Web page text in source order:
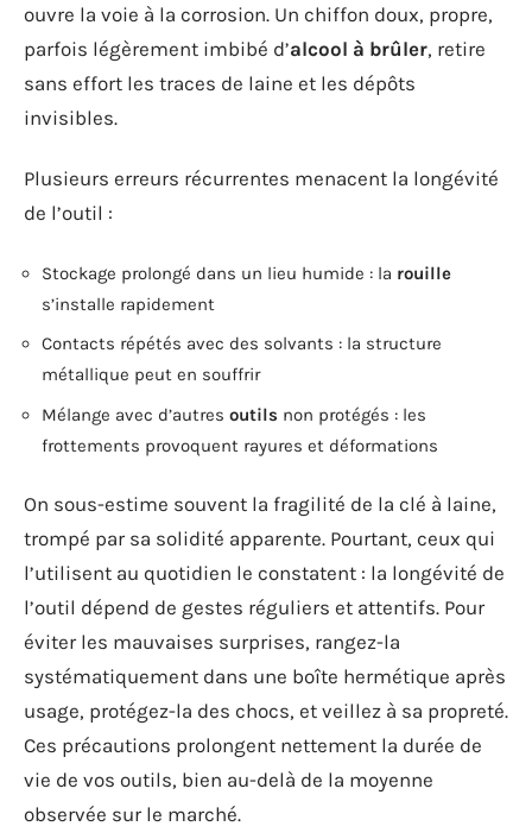
ouvre la voie à la corrosion. Un chiffon doux, propre,
parfois légèrement imbibé d’alcool à brûler, retire
sans effort les traces de laine et les dépôts
invisibles.
Plusieurs erreurs récurrentes menacent la longévité
de l’outil :
Stockage prolongé dans un lieu humide : la rouille
s’installe rapidement
Contacts répétés avec des solvants : la structure
métallique peut en souffrir
Mélange avec d’autres outils non protégés : les
frottements provoquent rayures et déformations
On sous-estime souvent la fragilité de la clé à laine,
trompé par sa solidité apparente. Pourtant, ceux qui
l’utilisent au quotidien le constatent : la longévité de
l’outil dépend de gestes réguliers et attentifs. Pour
éviter les mauvaises surprises, rangez-la
systématiquement dans une boîte hermétique après
usage, protégez-la des chocs, et veillez à sa propreté.
Ces précautions prolongent nettement la durée de
vie de vos outils, bien au-delà de la moyenne
observée sur le marché.